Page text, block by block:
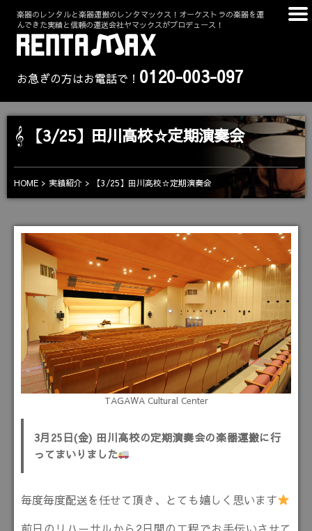
楽器のレンタルと楽器運搬のレンタマックス！オーケストラの楽器を運
んできた実績と信頼の運送会社ヤマックスがプロデュース！
お急ぎの方はお電話で！ 0120-003-097
【3/25】田川高校☆定期演奏会
HOME 実績紹介 【3/25】田川高校☆定期演奏会
TAGAWA Cultural Center
3月25日(金) 田川高校の定期演奏会の楽器運搬に行
ってまいりました
毎度毎度配送を任せて頂き、とても嬉しく思います